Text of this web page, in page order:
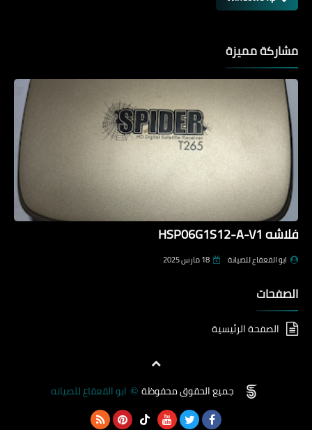
مشاركة مميزة
فلاشه HSP06G1S12-A-V1
ابو القعقاع للصيانة 18 مارس 2025
الصفحات
الصفحة الرئيسية
جميع الحقوق محفوظة © ابو القعقاع للصيانه